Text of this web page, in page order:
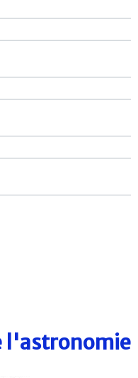
l'astronomie